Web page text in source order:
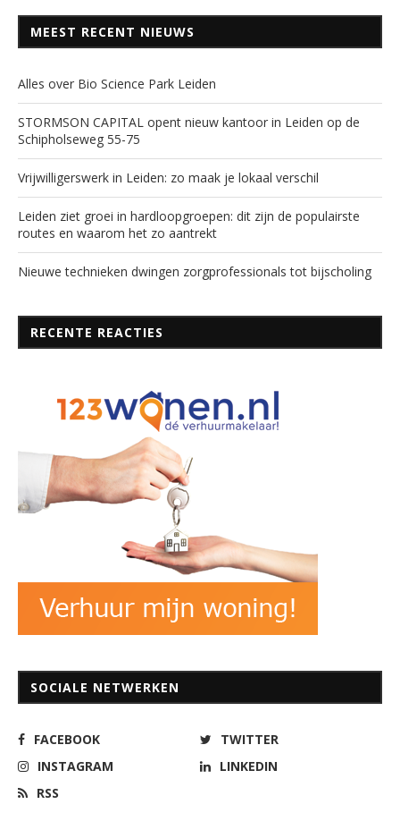
MEEST RECENT NIEUWS
Alles over Bio Science Park Leiden
STORMSON CAPITAL opent nieuw kantoor in Leiden op de
Schipholseweg 55-75
Vrijwilligerswerk in Leiden: zo maak je lokaal verschil
Leiden ziet groei in hardloopgroepen: dit zijn de populairste
routes en waarom het zo aantrekt
Nieuwe technieken dwingen zorgprofessionals tot bijscholing
RECENTE REACTIES
SOCIALE NETWERKEN
FACEBOOK
TWITTER
INSTAGRAM
LINKEDIN
RSS